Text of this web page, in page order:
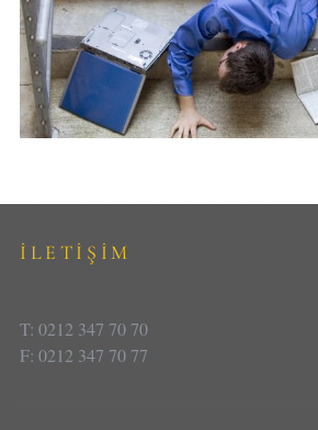
İLETİŞİM
T: 0212 347 70 70
F: 0212 347 70 77